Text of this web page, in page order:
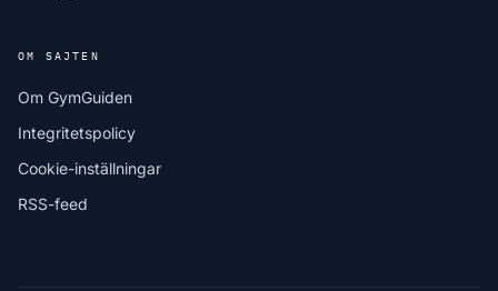
OM SAJTEN
Om GymGuiden
Integritetspolicy
Cookie-inställningar
RSS-feed